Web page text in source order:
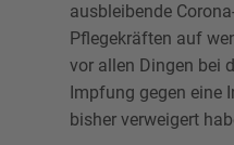
ausbleibende
Pflegekräften auf
vor allen Dingen bei
Impfung gegen eine
bisher verweigert